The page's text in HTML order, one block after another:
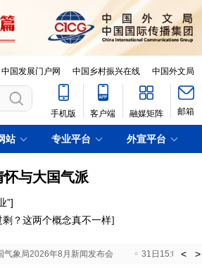
中国发展门户网 中国乡村振兴在线 中国外文局
手机版 客户端 融媒矩阵 邮箱
站 专业平台 外宣平台
与大国气派
”]
？这两个概念真不一样]
气象局2026年8月新闻发布会 31日15:00 国
< >